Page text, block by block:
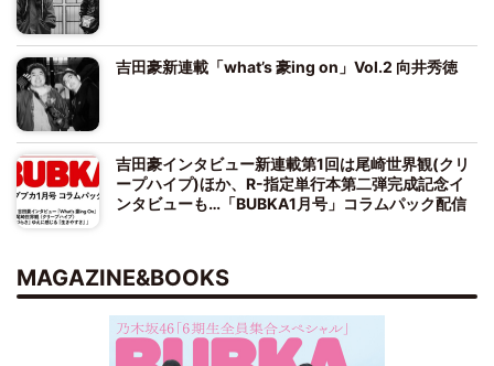
吉田豪新連載「what’s 豪ing on」Vol.2 向井秀徳
吉田豪インタビュー新連載第1回は尾崎世界観(クリ
ープハイプ)ほか、R-指定単行本第二弾完成記念イ
ンタビューも…「BUBKA1月号」コラムパック配信
MAGAZINE&BOOKS